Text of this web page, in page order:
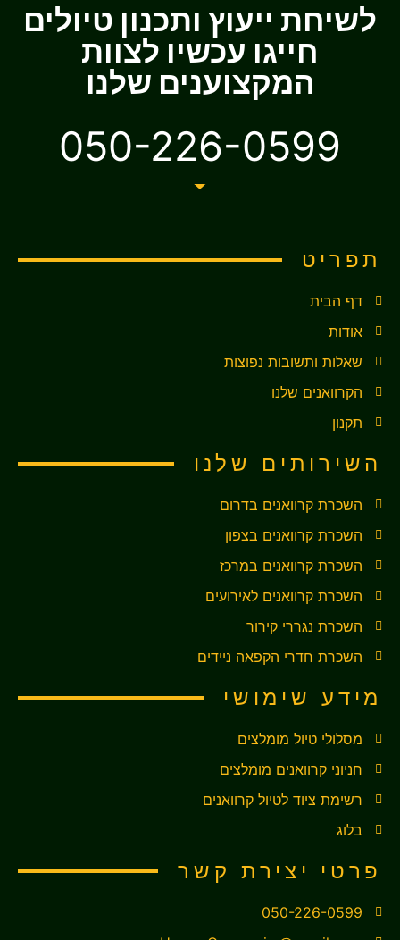
לשיחת ייעוץ ותכנון טיולים
חייגו עכשיו לצוות
המקצוענים שלנו
050-226-0599
תפריט
דף הבית
אודות
שאלות ותשובות נפוצות
הקרוואנים שלנו
תקנון
השירותים שלנו
השכרת קרוואנים בדרום
השכרת קרוואנים בצפון
השכרת קרוואנים במרכז
השכרת קרוואנים לאירועים
השכרת נגררי קירור
השכרת חדרי הקפאה ניידים
מידע שימושי
מסלולי טיול מומלצים
חניוני קרוואנים מומלצים
רשימת ציוד לטיול קרוואנים
בלוג
פרטי יצירת קשר
050-226-0599